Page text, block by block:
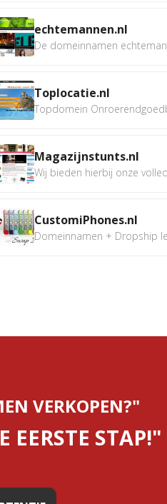
echtemannen.nl
De domeinnamen
Toplocatie.nl
Topdomein
Magazijnstunts.nl
Wij bieden hierbij onze
CustomiPhones.nl
Domeinnamen + Dropship
VERKOPEN?"
EERSTE STAP!"